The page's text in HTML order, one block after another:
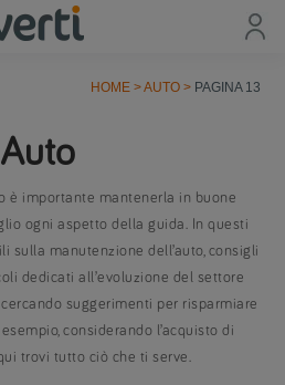
HOME>AUTO> PAGINA 13
Auto
è importante mantenerla in buone
ogni aspetto della guida. In questi
sulla manutenzione dell’auto, consigli
dedicati all’evoluzione del settore
suggerimenti per risparmiare
considerando l’acquisto di
trovi tutto ciò che ti serve.